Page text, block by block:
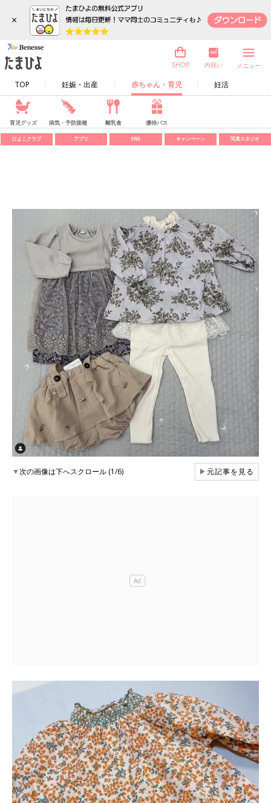
×
TOP 妊娠・出産 赤ちゃん・育児 妊活
SHOP 内祝い メニュー
育児グッズ 病気・予防接種 離乳食 優待パス
ひよこクラブ アプリ SNS キャンペーン 写真スタジオ
▼次の画像は下へスクロール (1/6) ▶元記事を見る